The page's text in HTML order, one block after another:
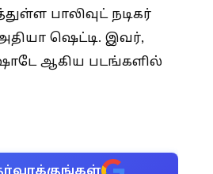
பாலிவுட் நடிகர்
ஷெட்டி. இவர்,
ஆகிய படங்களில்